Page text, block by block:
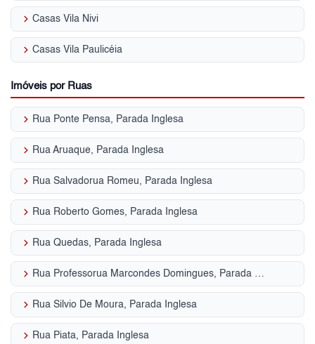
keyboard_arrow_right Casas Vila Nivi
keyboard_arrow_right Casas Vila Paulicéia
Imóveis por Ruas
keyboard_arrow_right Rua Ponte Pensa, Parada Inglesa
keyboard_arrow_right Rua Aruaque, Parada Inglesa
keyboard_arrow_right Rua Salvadorua Romeu, Parada Inglesa
keyboard_arrow_right Rua Roberto Gomes, Parada Inglesa
keyboard_arrow_right Rua Quedas, Parada Inglesa
keyboard_arrow_right Rua Professorua Marcondes Domingues, Parada Inglesa
keyboard_arrow_right Rua Silvio De Moura, Parada Inglesa
keyboard_arrow_right Rua Piata, Parada Inglesa